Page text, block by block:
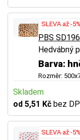
SLEVA až -5%
PBS SD196
Hedvábný
Barva:
Rozměr:
Skladem
od 5,51 Kč bez
SLEVA až -5%